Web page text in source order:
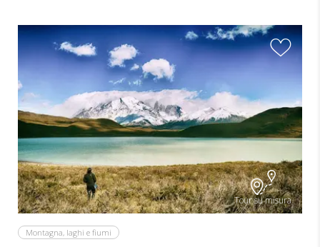
Tour su misura
Montagna, laghi e fiumi